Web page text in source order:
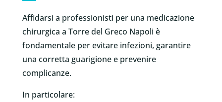
Affidarsi a professionisti per una medicazione
chirurgica a Torre del Greco Napoli è
fondamentale per evitare infezioni, garantire
una corretta guarigione e prevenire
complicanze.
In particolare: